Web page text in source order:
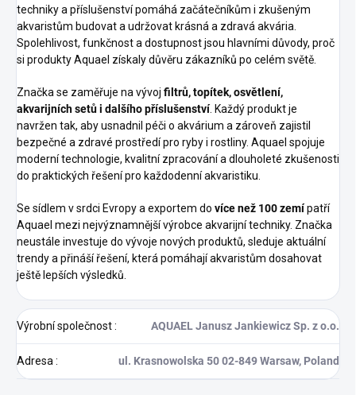
techniky a příslušenství pomáhá začátečníkům i zkušeným
akvaristům budovat a udržovat krásná a zdravá akvária.
Spolehlivost, funkčnost a dostupnost jsou hlavními důvody, proč
si produkty Aquael získaly důvěru zákazníků po celém světě.
Značka se zaměřuje na vývoj filtrů, topítek, osvětlení,
akvarijních setů i dalšího příslušenství. Každý produkt je
navržen tak, aby usnadnil péči o akvárium a zároveň zajistil
bezpečné a zdravé prostředí pro ryby i rostliny. Aquael spojuje
moderní technologie, kvalitní zpracování a dlouholeté zkušenosti
do praktických řešení pro každodenní akvaristiku.
Se sídlem v srdci Evropy a exportem do více než 100 zemípatří
Aquael mezi nejvýznamnější výrobce akvarijní techniky. Značka
neustále investuje do vývoje nových produktů, sleduje aktuální
trendy a přináší řešení, která pomáhají akvaristům dosahovat
ještě lepších výsledků.
Výrobní společnost: AQUAEL Janusz Jankiewicz Sp. z o.o.
Adresa : ul. Krasnowolska 50 02-849 Warsaw, Poland